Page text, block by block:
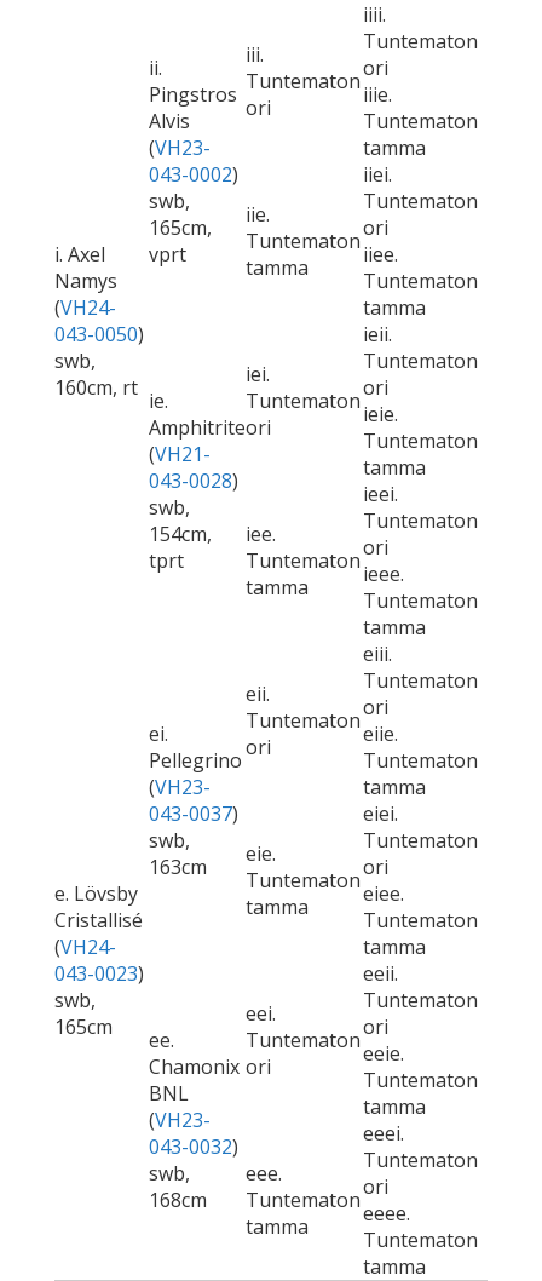
i. Axel
Namys
(VH24-
043-0050)
swb,
160cm, rt
ii.
Pingstros
Alvis
(VH23-
043-0002)
swb,
165cm,
vprt
iii.
Tuntematon
ori
iiii.
Tuntematon
ori
iiie.
Tuntematon
tamma
iie.
Tuntematon
tamma
iiei.
Tuntematon
ori
iiee.
Tuntematon
tamma
ie.
Amphitrite
(VH21-
043-0028)
swb,
154cm,
tprt
iei.
Tuntematon
ori
ieii.
Tuntematon
ori
ieie.
Tuntematon
tamma
iee.
Tuntematon
tamma
ieei.
Tuntematon
ori
ieee.
Tuntematon
tamma
e. Lövsby
Cristallisé
(VH24-
043-0023)
swb,
165cm
ei.
Pellegrino
(VH23-
043-0037)
swb,
163cm
eii.
Tuntematon
ori
eiii.
Tuntematon
ori
eiie.
Tuntematon
tamma
eie.
Tuntematon
tamma
eiei.
Tuntematon
ori
eiee.
Tuntematon
tamma
ee.
Chamonix
BNL
(VH23-
043-0032)
swb,
168cm
eei.
Tuntematon
ori
eeii.
Tuntematon
ori
eeie.
Tuntematon
tamma
eee.
Tuntematon
tamma
eeei.
Tuntematon
ori
eeee.
Tuntematon
tamma